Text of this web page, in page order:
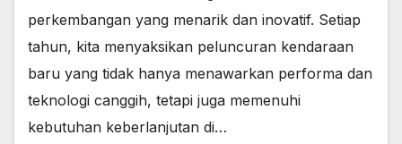
perkembangan yang menarik dan inovatif. Setiap
tahun, kita menyaksikan peluncuran kendaraan
baru yang tidak hanya menawarkan performa dan
teknologi canggih, tetapi juga memenuhi
kebutuhan keberlanjutan di…